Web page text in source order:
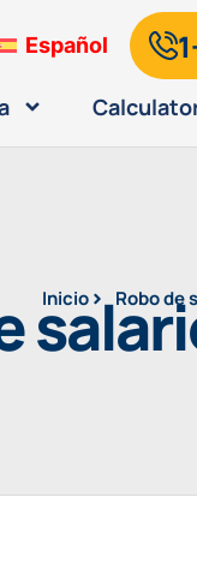
Español
Inicio Robo de